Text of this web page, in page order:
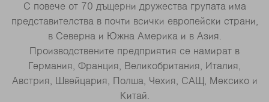
С повече от 70 дъщерни дружества групата има
представителства в почти всички европейски страни,
в Северна и Южна Америка и в Азия.
Производствените предприятия се намират в
Германия, Франция, Великобритания, Италия,
Австрия, Швейцария, Полша, Чехия, САЩ, Мексико и
Китай.